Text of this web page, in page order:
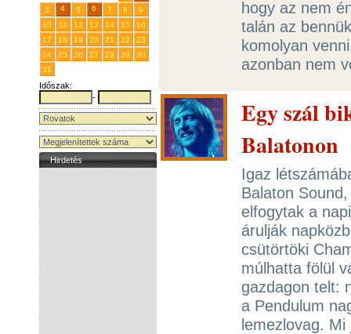
3
4 5 6 7 8
9
10
11 12 13 14 15
16
17
18 19 20 21 22
23
24
25 26 27 28 29
30
31
Időszak:
-
Hirdetés
hogy az nem
talán az
komolyan
azonban nem
Egy szál
Balatonon
Igaz
Balaton
elfogytak a
árulják
csütörtöki
múlhatta fölül
gazdagon telt:
a Pendulum
lemezlovag.